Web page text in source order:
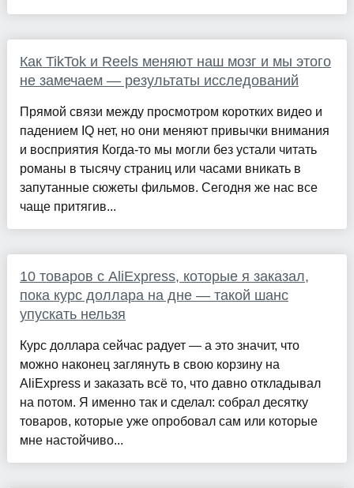
Как TikTok и Reels меняют наш мозг и мы этого
не замечаем — результаты исследований
Прямой связи между просмотром коротких видео и
падением IQ нет, но они меняют привычки внимания
и восприятия Когда-то мы могли без устали читать
романы в тысячу страниц или часами вникать в
запутанные сюжеты фильмов. Сегодня же нас все
чаще притягив...
10 товаров с AliExpress, которые я заказал,
пока курс доллара на дне — такой шанс
упускать нельзя
Курс доллара сейчас радует — а это значит, что
можно наконец заглянуть в свою корзину на
AliExpress и заказать всё то, что давно откладывал
на потом. Я именно так и сделал: собрал десятку
товаров, которые уже опробовал сам или которые
мне настойчиво...